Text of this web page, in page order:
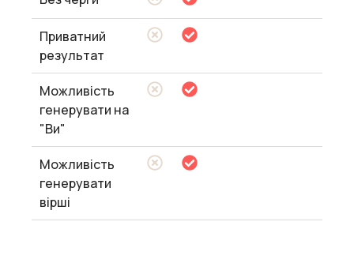
Приватний
результат
Можливість
генерувати на
"Ви"
Можливість
генерувати
вірші